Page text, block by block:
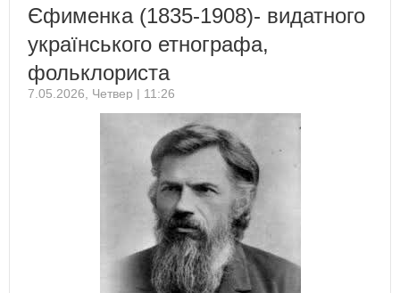
Єфименка (1835-1908)- видатного
українського етнографа,
фольклориста
7.05.2026, Четвер | 11:26